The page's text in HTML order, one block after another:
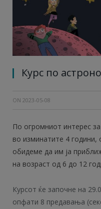
Курс по
ON 2023-05-08
По огромниот интерес
во изминатите 4 години,
обидеме да им ја
на возраст од 6 до 12
Курсот ќе започне на
опфати 8 предавања